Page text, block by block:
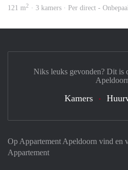
121 m2 · 3 kamers · Per direct -
Op Appartement Apeldoorn vind en
Appartement
Niks leuks gevonden? Dit is
Kamers